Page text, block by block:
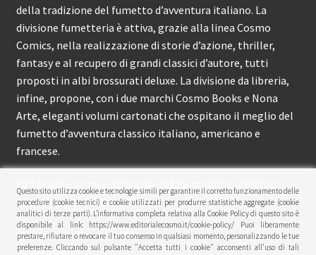
della tradizione del fumetto d’avventura italiano. La
divisione fumetteria è attiva, grazie alla linea Cosmo
Comics, nella realizzazione di storie d’azione, thriller,
fantasy e al recupero di grandi classici d’autore, tutti
proposti in albi brossurati deluxe. La divisione da libreria,
infine, propone, con i due marchi Cosmo Books e Nona
Arte, eleganti volumi cartonati che ospitano il meglio del
fumetto d’avventura classico italiano, americano e
francese.
Editoriale Cosmo è attiva dal 2012 e propone ai lettori
circa 150 pubblicazioni l’anno.
© Editoriale Cosmo 2026
Questo sito utilizza cookie e tecnologie simili per garantire il corretto funzionamento delle
procedure (cookie tecnici) e cookie utilizzati per produrre statistiche aggregate (cookie
analitici di terze parti). L’informativa completa relativa alla Cookie Policy di questo sito è
disponibile al link: https://www.editorialecosmo.it/cookie-policy/ Puoi liberamente
prestare, rifiutare o revocare il tuo consenso in qualsiasi momento, personalizzando le tue
preferenze. Cliccando sul pulsante "Accetta tutti i cookie" acconsenti all'uso di tali